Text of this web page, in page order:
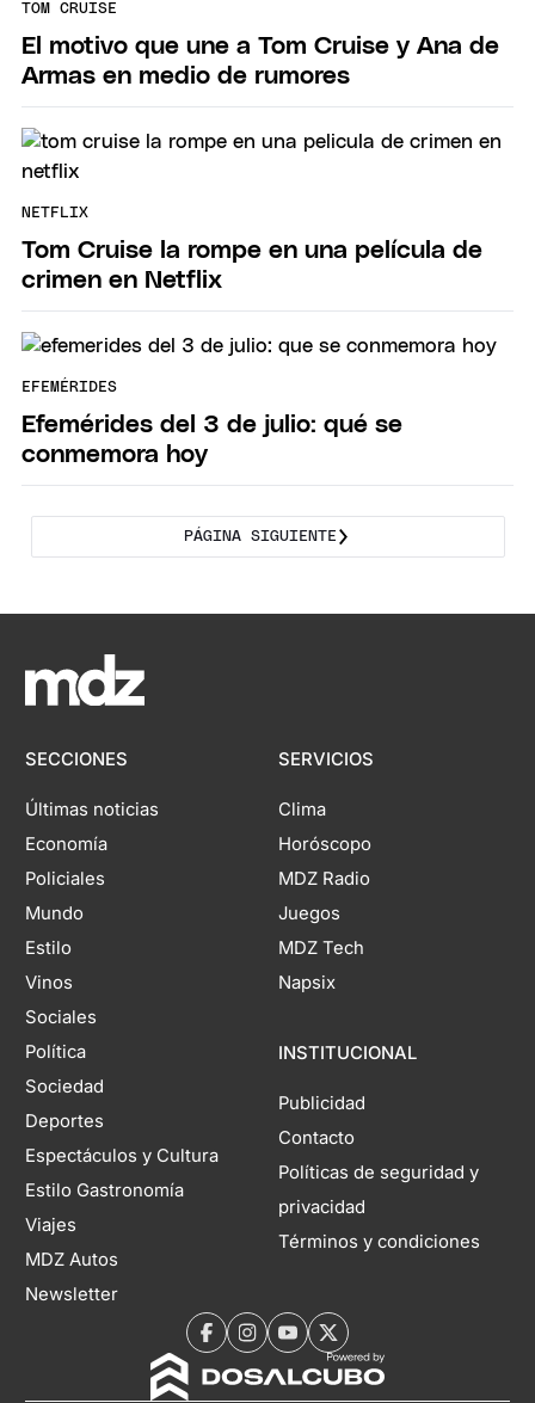
TOM CRUISE
El motivo que une a Tom Cruise y Ana de
Armas en medio de rumores
NETFLIX
Tom Cruise la rompe en una película de
crimen en Netflix
EFEMÉRIDES
Efemérides del 3 de julio: qué se
conmemora hoy
PÁGINA SIGUIENTE
SECCIONES
Últimas noticias
Economía
Policiales
Mundo
Estilo
Vinos
Sociales
Política
Sociedad
Deportes
Espectáculos y Cultura
Estilo Gastronomía
Viajes
MDZ Autos
Newsletter
SERVICIOS
Clima
Horóscopo
MDZ Radio
Juegos
MDZ Tech
Napsix
INSTITUCIONAL
Publicidad
Contacto
Políticas de seguridad y
privacidad
Términos y condiciones